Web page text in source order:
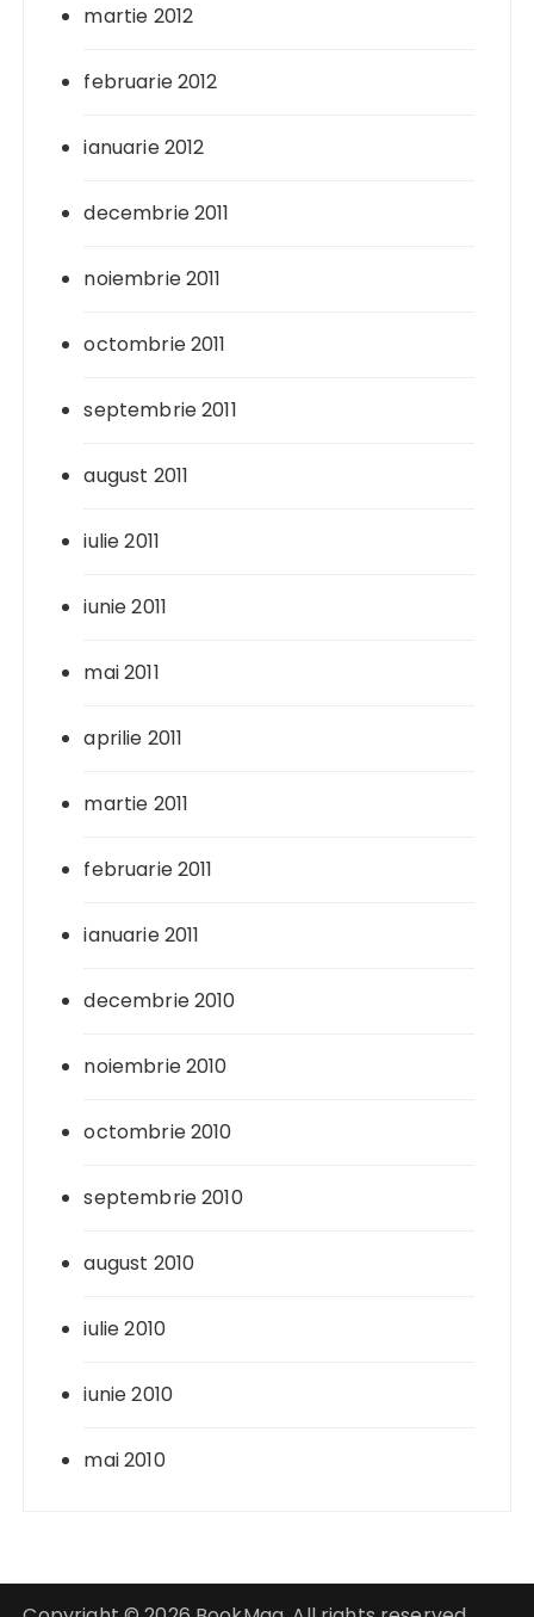
martie 2012
februarie 2012
ianuarie 2012
decembrie 2011
noiembrie 2011
octombrie 2011
septembrie 2011
august 2011
iulie 2011
iunie 2011
mai 2011
aprilie 2011
martie 2011
februarie 2011
ianuarie 2011
decembrie 2010
noiembrie 2010
octombrie 2010
septembrie 2010
august 2010
iulie 2010
iunie 2010
mai 2010